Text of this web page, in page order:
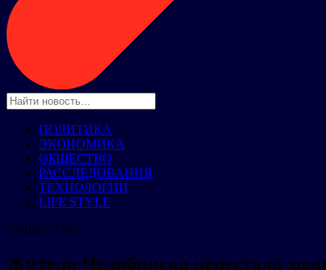
ПОЛИТИКА
ЭКОНОМИКА
ОБЩЕСТВО
РАССЛЕДОВАНИЯ
ТЕХНОЛОГИИ
LIFE STYLE
ОБЩЕСТВО
Жители Челябинска перестали